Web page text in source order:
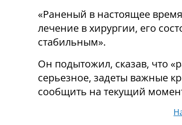
«Раненый в настоящее
лечение в хирургии, его
стабильным».
Он подытожил, сказав, что
серьезное, задеты важные
сообщить на текущий